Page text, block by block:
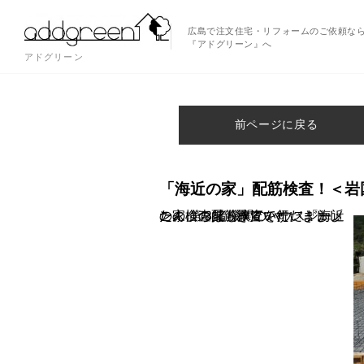
アドグリーン
広島で注文住宅・リフォームのご依頼な
『アドグリーン』へ
前ページに戻る
「海近の家」配筋検査！＜
こんにちは、津江です。 「海近の家」の配筋検査を行いました！ 第３者機関のハウスジーメンの検査員もきていただきました。